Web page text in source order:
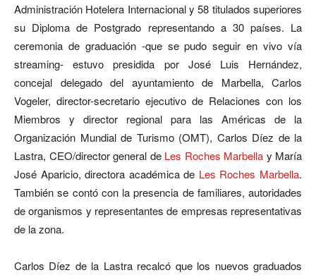
Administración Hotelera Internacional y 58 titulados superiores
su Diploma de Postgrado representando a 30 países. La
ceremonia de graduación -que se pudo seguir en vivo vía
streaming- estuvo presidida por José Luis Hernández,
concejal delegado del ayuntamiento de Marbella, Carlos
Vogeler, director-secretario ejecutivo de Relaciones con los
Miembros y director regional para las Américas de la
Organización Mundial de Turismo (OMT), Carlos Díez de la
Lastra, CEO/director general de Les Roches Marbella y María
José Aparicio, directora académica de Les Roches Marbella.
También se contó con la presencia de familiares, autoridades
de organismos y representantes de empresas representativas
de la zona.
Carlos Díez de la Lastra recalcó que los nuevos graduados